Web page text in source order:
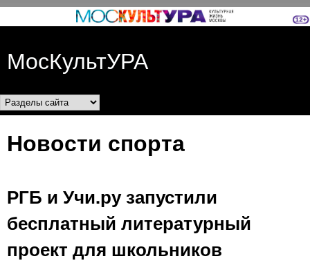
Перейти к основному
МосКультУРА
Разделы сайта
Новости спорта
РГБ и Учи.ру запустили
бесплатный литературный
проект для школьников